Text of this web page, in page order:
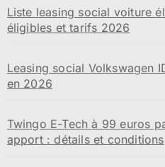
Liste leasing social voiture
éligibles et tarifs 2026
Leasing social Volkswagen
en 2026
Twingo E-Tech à 99 euros
apport : détails et conditions